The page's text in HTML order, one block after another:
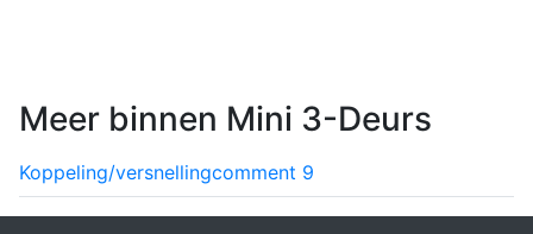
Meer binnen Mini 3-Deurs
Koppeling/versnellingcomment 9